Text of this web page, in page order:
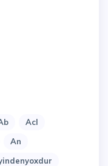
Acl
An